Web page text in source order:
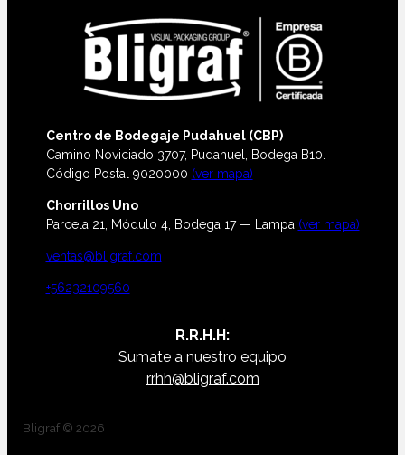
Centro de Bodegaje Pudahuel (CBP)
Camino Noviciado 3707, Pudahuel, Bodega B10.
Código Postal 9020000 (ver mapa)
Chorrillos Uno
Parcela 21, Módulo 4, Bodega 17 — Lampa (ver mapa)
ventas@bligraf.com
+56232109560
R.R.H.H:
Sumate a nuestro equipo
rrhh@bligraf.com
Bligraf © 2026